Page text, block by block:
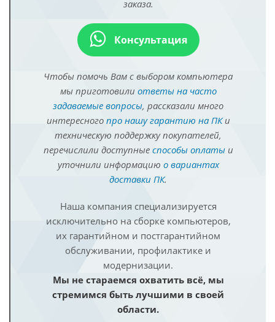
заказа.
Консультация
Чтобы помочь Вам с выбором компьютера
мы приготовили ответы на часто
задаваемые вопросы, рассказали много
интересного про нашу гарантию на ПКи
техническую поддержку покупателей,
перечислили доступные способы оплатыи
уточнили информацию о вариантах
доставки ПК.
Наша компания специализируется
исключительно на сборке компьютеров,
их гарантийном и постгарантийном
обслуживании, профилактике и
модернизации.
Мы не стараемся охватить всё, мы
стремимся быть лучшими в своей
области.